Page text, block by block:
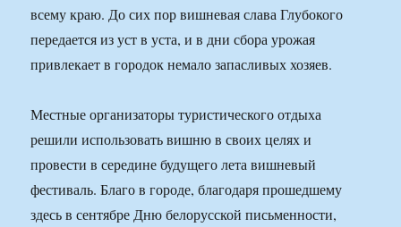
всему краю. До сих пор вишневая слава Глубокого
передается из уст в уста, и в дни сбора урожая
привлекает в городок немало запасливых хозяев.
Местные организаторы туристического отдыха
решили использовать вишню в своих целях и
провести в середине будущего лета вишневый
фестиваль. Благо в городе, благодаря прошедшему
здесь в сентябре Дню белорусской письменности,